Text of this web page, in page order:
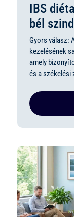
IBS
bél
Gyors válasz:
kezelésének
amely
és a székelési